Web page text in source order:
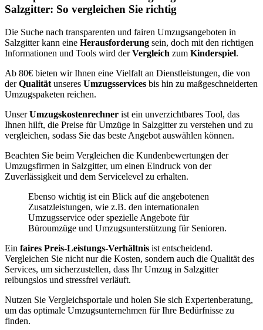
Salzgitter: So vergleichen Sie richtig
Die Suche nach transparenten und fairen Umzugsangeboten in
Salzgitter kann eine Herausforderung sein, doch mit den richtigen
Informationen und Tools wird derVergleich zum Kinderspiel.
Ab 80€ bieten wir Ihnen eine Vielfalt an Dienstleistungen, die von
derQualität unseres Umzugsservices bis hin zu maßgeschneiderten
Umzugspaketen reichen.
UnserUmzugskostenrechner ist ein unverzichtbares Tool, das
Ihnen hilft, die Preise für Umzüge in Salzgitter zu verstehen und zu
vergleichen, sodass Sie das beste Angebot auswählen können.
Beachten Sie beim Vergleichen die Kundenbewertungen der
Umzugsfirmen in Salzgitter, um einen Eindruck von der
Zuverlässigkeit und dem Servicelevel zu erhalten.
Ebenso wichtig ist ein Blick auf die angebotenen
Zusatzleistungen, wie z.B. den internationalen
Umzugsservice oder spezielle Angebote für
Büroumzüge und Umzugsunterstützung für Senioren.
Ein faires Preis-Leistungs-Verhältnis ist entscheidend.
Vergleichen Sie nicht nur die Kosten, sondern auch die Qualität des
Services, um sicherzustellen, dass Ihr Umzug in Salzgitter
reibungslos und stressfrei verläuft.
Nutzen Sie Vergleichsportale und holen Sie sich Expertenberatung,
um das optimale Umzugsunternehmen für Ihre Bedürfnisse zu
finden.